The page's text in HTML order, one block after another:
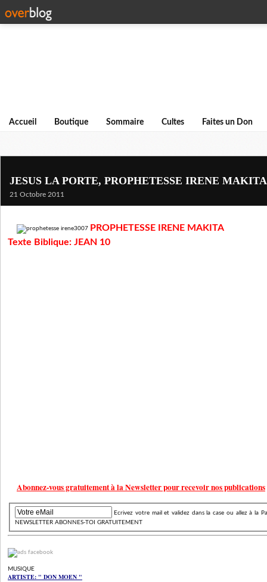
Accueil Boutique Sommaire Cultes Faites un Don
JESUS LA PORTE, PROPHETESSE IRENE MAKITA
21 Octobre 2011
PROPHETESSE IRENE MAKITA
Texte Biblique: JEAN 10
Abonnez-vous gratuitement à la Newsletter pour recevoir nos publications
Ecrivez votre mail et validez dans la case ou allez à la
NEWSLETTER ABONNES-TOI GRATUITEMENT
MUSIQUE
ARTISTE: " DON MOEN "